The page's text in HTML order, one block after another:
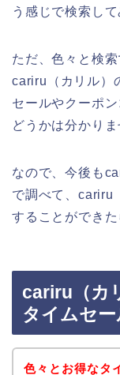
う感じで検索し
ただ、色々と検
cariru（カリル）
セールやクーポ
どうかは分かりま
なので、今後も
で調べて、cariru
することができ
cariru（カ
タイムセー
色々とお得なタ